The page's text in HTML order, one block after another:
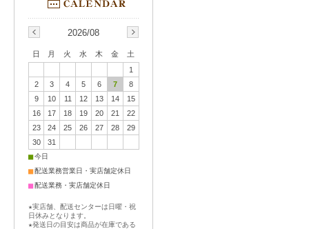
2026/08
日 月 火 水 木 金
土
1
2
3 4 5 6 7
8
9
10 11 12 13 14
15
16
17 18 19 20 21
22
23
24 25 26 27 28
29
30
31
■今日
■配送業務営業日・実店舗定休日
■配送業務・実店舗定休日
★実店舗、配送センターは日曜・祝
日休みとなります。
★発送日の目安は商品が在庫である